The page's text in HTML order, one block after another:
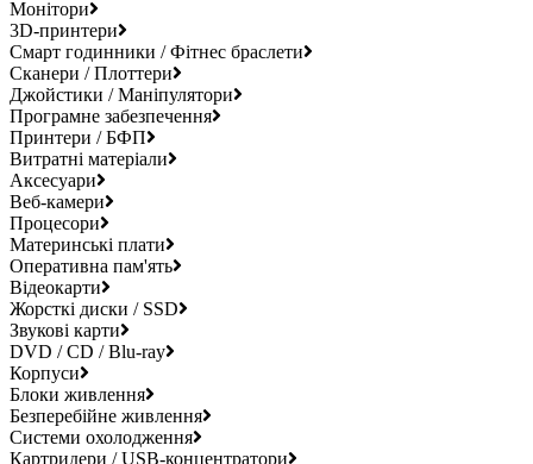
Монітори
3D-принтери
Смарт годинники / Фітнес браслети
Сканери / Плоттери
Джойстики / Маніпулятори
Програмне забезпечення
Принтери / БФП
Витратні матеріали
Аксесуари
Веб-камери
Процесори
Материнські плати
Оперативна пам'ять
Відеокарти
Жорсткі диски / SSD
Звукові карти
DVD / CD / Blu-ray
Корпуси
Блоки живлення
Безперебійне живлення
Системи охолодження
Картридери / USB-концентратори